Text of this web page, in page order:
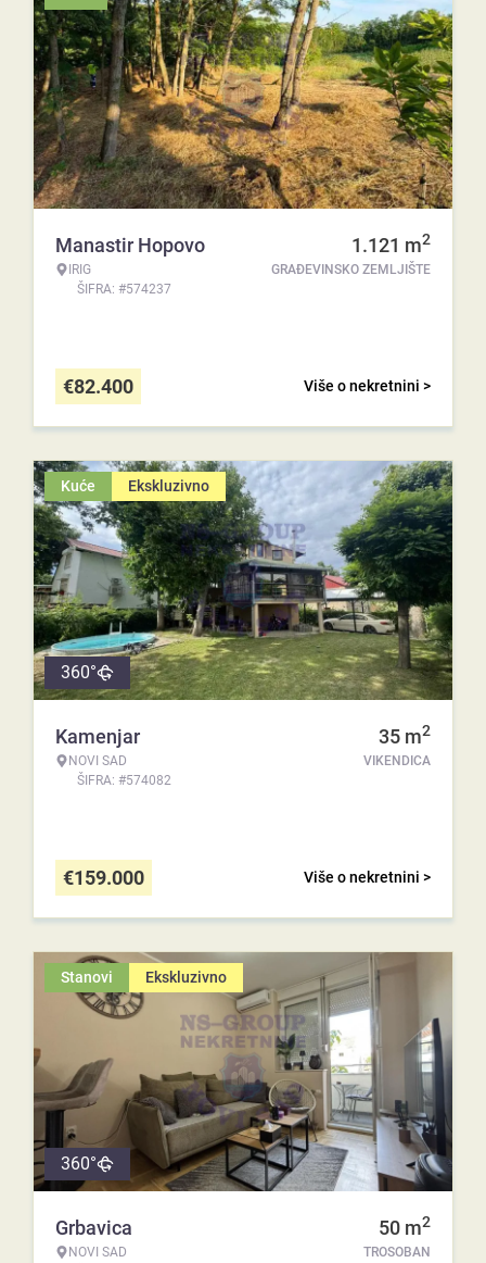
Manastir Hopovo
IRIG
ŠIFRA: #574237
1.121 m2
GRAĐEVINSKO ZEMLJIŠTE
Više o nekretnini >
€82.400
Kuće Ekskluzivno
360°
Kamenjar
NOVI SAD
ŠIFRA: #574082
35 m2
VIKENDICA
Više o nekretnini >
€159.000
Stanovi Ekskluzivno
360°
Grbavica
NOVI SAD
50 m2
TROSOBAN